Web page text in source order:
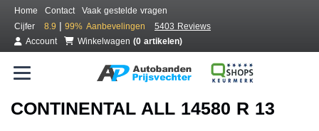
Home Contact
Vaak gestelde vragen
Cijfer
8.9 | 99% Aanbevelingen
5403 Reviews
Account
Winkelwagen (0 artikelen)
CONTINENTAL ALL 14580 R 13